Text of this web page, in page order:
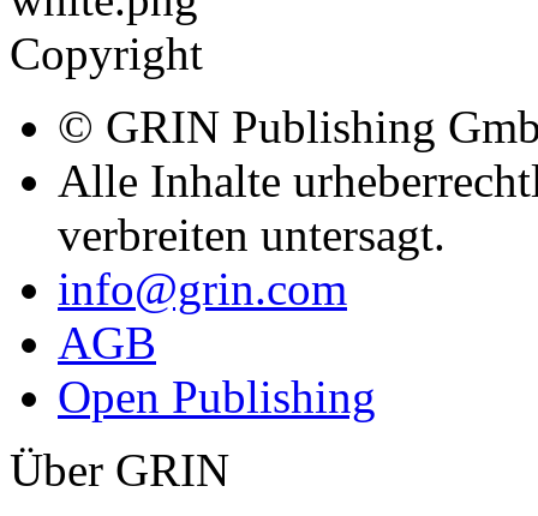
Copyright
© GRIN Publishing
Alle Inhalte
verbreiten untersagt.
info@grin.com
AGB
Open Publishing
Über GRIN